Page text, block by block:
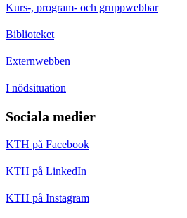
Kurs-, program- och gruppwebbar
Biblioteket
Externwebben
I nödsituation
Sociala medier
KTH på Facebook
KTH på LinkedIn
KTH på Instagram